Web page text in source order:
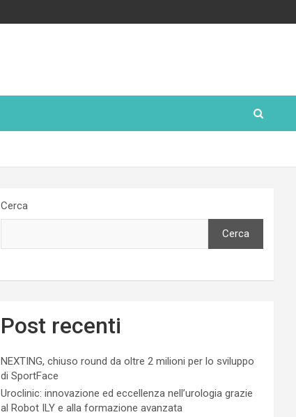
Cerca
Cerca
Post recenti
NEXTING, chiuso round da oltre 2 milioni per lo sviluppo
di SportFace
Uroclinic: innovazione ed eccellenza nell’urologia grazie
al Robot ILY e alla formazione avanzata